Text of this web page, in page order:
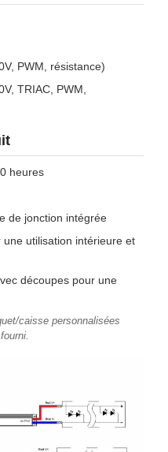
PWM, résistance)
TRIAC, PWM,
heures
de jonction intégrée
utilisation intérieure et
découpes pour une
caisse personnalisées